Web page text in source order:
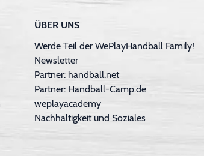
ÜBER UNS
Werde Teil der WePlayHandball Family!
Newsletter
Partner: handball.net
Partner: Handball-Camp.de
weplayacademy
Nachhaltigkeit und Soziales